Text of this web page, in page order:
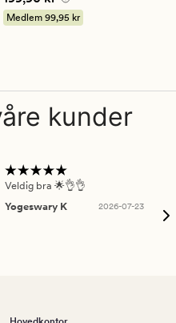
på
5
Medlem 99,95 kr
kunder
Veldig bra 🌟👌👌
Yogeswary K
2026-07-23